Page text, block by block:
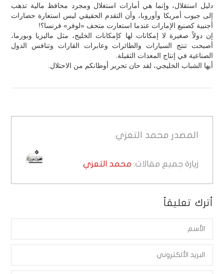
دليل استقلال، وإنما هي أمارات استغلال ومجرد محافظ مالية تذهب
إلى جيوب أمريكا وأوروبا، وأن التقدم الحقيقي ليس استعارة حضارات
أجنبية كصنيع الإمارات عندما استعارت متحف «لوفر» فرنسا؟!
إن دولاً صغيرة لا إمكانات لها كإمكانات الخليج، مثل ماليزيا وبورما،
أصبحت تنتج السيارات والطائرات وعابرات القارات وتنافس الدول
الصناعية في إنتاج المعدات الثقيلة.
أيها الشباب الخليجي، لقد حان تحرير أوطانكم من الاحتلال.
المصدر محمد التعزي
زيارة جميع مقالات: محمد التعزي
أترك تعليقاً